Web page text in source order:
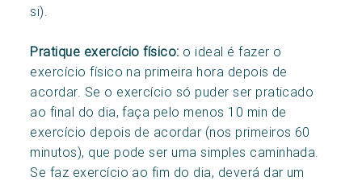
si).
Pratique exercício físico: o ideal é fazer o
exercício físico na primeira hora depois de
acordar. Se o exercício só puder ser praticado
ao final do dia, faça pelo menos 10 min de
exercício depois de acordar (nos primeiros 60
minutos), que pode ser uma simples caminhada.
Se faz exercício ao fim do dia, deverá dar um